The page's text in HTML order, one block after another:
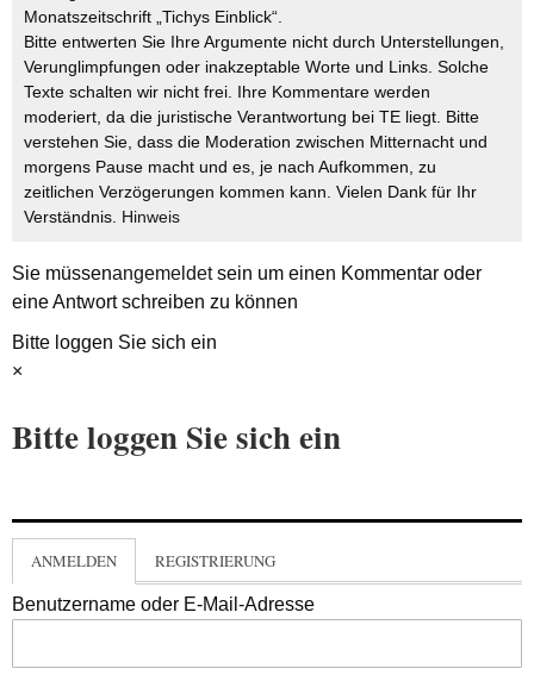
Monatszeitschrift „Tichys Einblick“.
Bitte entwerten Sie Ihre Argumente nicht durch Unterstellungen,
Verunglimpfungen oder inakzeptable Worte und Links. Solche
Texte schalten wir nicht frei. Ihre Kommentare werden
moderiert, da die juristische Verantwortung bei TE liegt. Bitte
verstehen Sie, dass die Moderation zwischen Mitternacht und
morgens Pause macht und es, je nach Aufkommen, zu
zeitlichen Verzögerungen kommen kann. Vielen Dank für Ihr
Verständnis. Hinweis
Sie müssenangemeldetsein um einen Kommentar oder
eine Antwort schreiben zu können
Bitte loggen Sie sich ein
×
Bitte loggen Sie sich ein
ANMELDEN REGISTRIERUNG
Benutzername oder E-Mail-Adresse